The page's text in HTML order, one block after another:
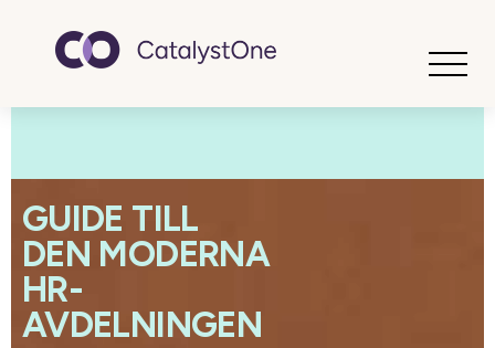
GUIDE TILL
DEN MODERNA
HR-
AVDELNINGEN